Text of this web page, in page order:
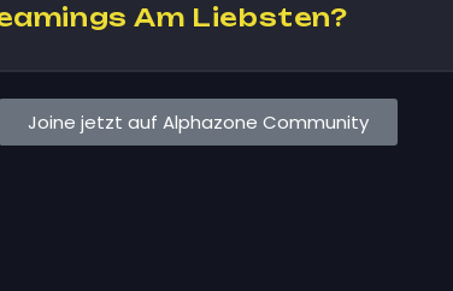
Am Liebsten?
Joine jetzt auf Alphazone Community